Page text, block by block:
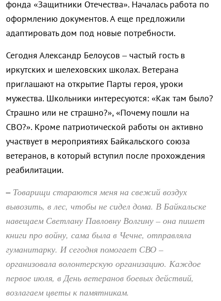
фонда «Защитники Отечества». Началась работа по
оформлению документов. А еще предложили
адаптировать дом под новые потребности.
Сегодня Александр Белоусов – частый гость в
иркутских и шелеховских школах. Ветерана
приглашают на открытие Парты героя, уроки
мужества. Школьники интересуются: «Как там было?
Страшно или не страшно?», «Почему пошли на
СВО?». Кроме патриотической работы он активно
участвует в мероприятиях Байкальского союза
ветеранов, в который вступил после прохождения
реабилитации.
– Товарищи стараются меня на свежий воздух
вывозить, в лес, чтобы не сидел дома. В Байкальске
навещаем Светлану Павловну Волгину – она пишет
книги про войну, сама была в Чечне, отправляла
гуманитарку. И сегодня помогает СВО –
организовала волонтерскую организацию. Каждое
первое июля, в День ветеранов боевых действий,
возлагаем цветы к памятникам.